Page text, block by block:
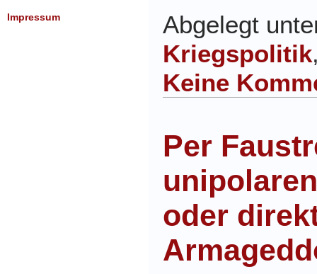
Impressum
Abgelegt
Kriegspolitik
Keine
Per
oder